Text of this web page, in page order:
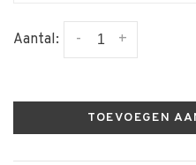
Aantal: +
-
TOEVOEGEN